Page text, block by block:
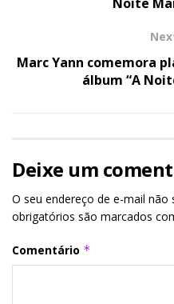
Marc Yann comemora
álbum “A
Deixe um
O seu endereço de e-mail não
obrigatórios são marcados
Comentário *